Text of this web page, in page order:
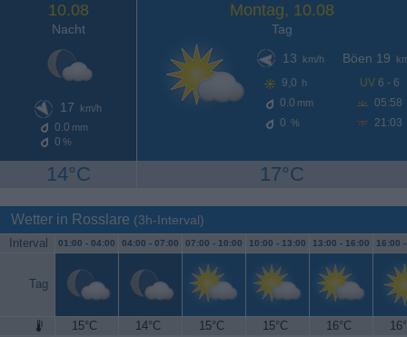
10.08
Nacht
17 km/h
0.0 mm
0 %
14°C
Montag, 10.08
Tag
13
km/h
9,0 h
0.0 mm
0 %
Böen 19
UV 6 - 6
05:58
21:03
17°C
Wetter in Rosslare (3h-Interval)
Interval 01:00 - 04:00 04:00 - 07:00 07:00 - 10:00 10:00 - 13:00 13:00 - 16:00 16:00
Tag
15°C 14°C 15°C 15°C 16°C
20°C